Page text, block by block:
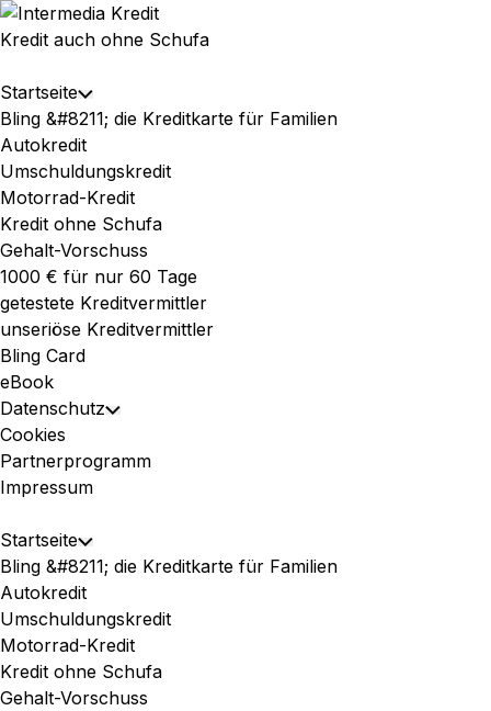
Skip
to
Kredit auch ohne Schufa
Expand
Menu
Startseite Toggle
Child
Menu
Bling &#8211; die Kreditkarte für Familien
Autokredit
Umschuldungskredit
Motorrad-Kredit
Kredit ohne Schufa
Gehalt-Vorschuss
1000 € für nur 60 Tage
getestete Kreditvermittler
unseriöse Kreditvermittler
Bling Card
eBook
Datenschutz Toggle
Menu
Cookies
Partnerprogramm
Impressum
Expand
Menu
Startseite Toggle
Child
Menu
Bling &#8211; die Kreditkarte für Familien
Autokredit
Umschuldungskredit
Motorrad-Kredit
Kredit ohne Schufa
Gehalt-Vorschuss